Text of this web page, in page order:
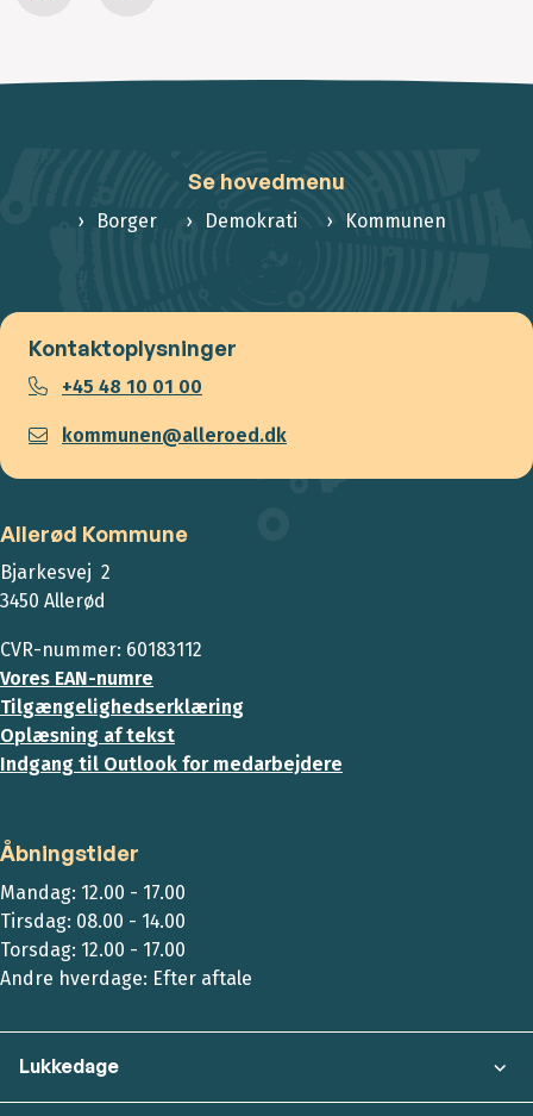
Se hovedmenu
Borger Demokrati Kommunen
Kontaktoplysninger
+45 48 10 01 00
kommunen@alleroed.dk
Allerød Kommune
Bjarkesvej 2
3450 Allerød
CVR-nummer: 60183112
Vores EAN-numre
Tilgængelighedserklæring
Oplæsning af tekst
Indgang til Outlook for medarbejdere
Åbningstider
Mandag: 12.00 - 17.00
Tirsdag: 08.00 - 14.00
Torsdag: 12.00 - 17.00
Andre hverdage: Efter aftale
Lukkedage